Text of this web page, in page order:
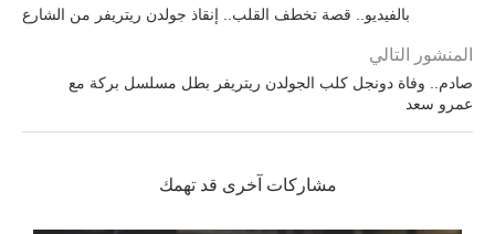
بالفيديو.. قصة تخطف القلب.. إنقاذ جولدن ريتريفر من الشارع
المنشور التالي
صادم.. وفاة دونجل كلب الجولدن ريتريفر بطل مسلسل بركة مع
عمرو سعد
مشاركات آخرى قد تهمك